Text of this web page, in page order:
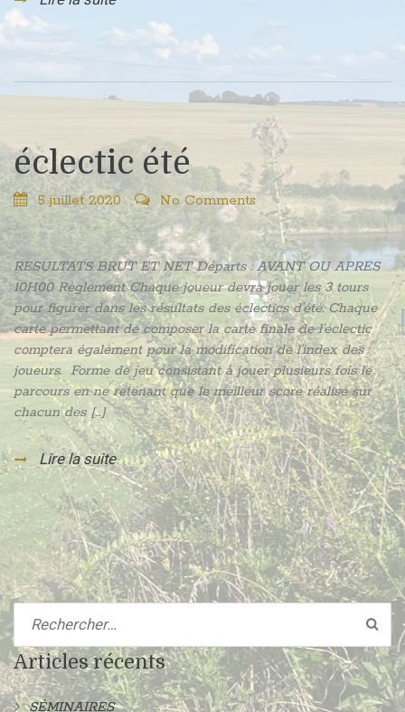
éclectic été
5 juillet 2020 No Comments
RESULTATS BRUT ET NET Départs : AVANT OU APRES
10H00 Règlement Chaque joueur devra jouer les 3 tours
pour figurer dans les résultats des éclectics d’été. Chaque
carte permettant de composer la carte finale de l’éclectic
comptera également pour la modification de l’index des
joueurs. Forme de jeu consistant à jouer plusieurs fois le
parcours en ne retenant que le meilleur score réalisé sur
chacun des […]
Lire la suite
Articles récents
SÉMINAIRES